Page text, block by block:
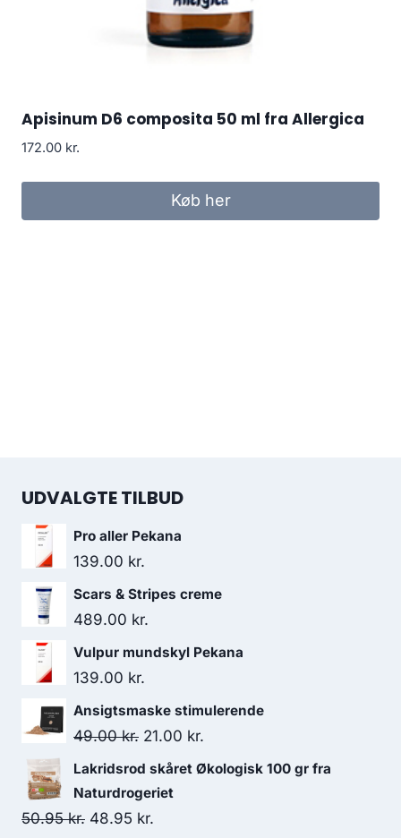
Apisinum D6 composita 50 ml fra Allergica
172.00 kr.
Køb her
UDVALGTE TILBUD
Pro aller Pekana
139.00 kr.
Scars & Stripes creme
489.00 kr.
Vulpur mundskyl Pekana
139.00 kr.
Ansigtsmaske stimulerende
49.00kr. Den
oprindelige
pris
var:
21.00 kr.
aktuelle
Lakridsrod skåret Økologisk 100 gr fra
Naturdrogeriet
50.95kr. Den
48.95 kr.